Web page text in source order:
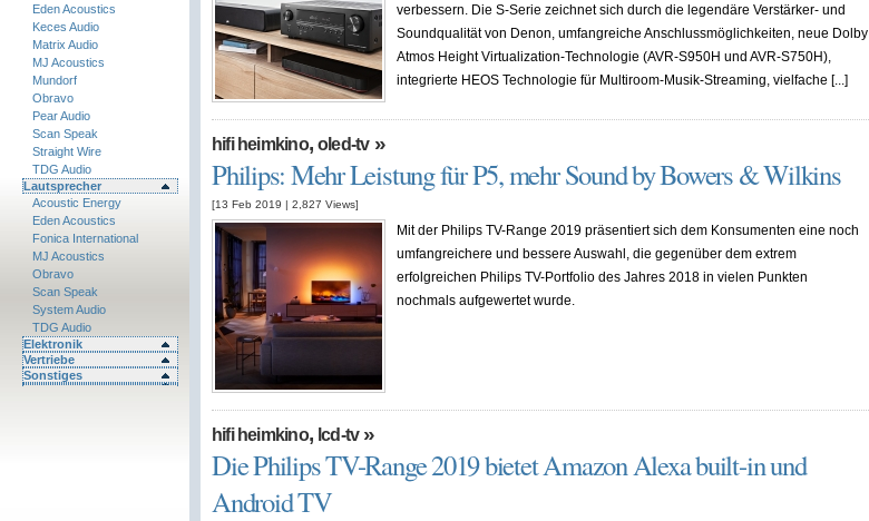
Eden Acoustics
Keces Audio
Matrix Audio
MJ Acoustics
Mundorf
Obravo
Pear Audio
Scan Speak
Straight Wire
TDG Audio
Lautsprecher
Acoustic Energy
Eden Acoustics
Fonica International
MJ Acoustics
Obravo
Scan Speak
System Audio
TDG Audio
Elektronik
Vertriebe
Sonstiges
verbessern. Die S-Serie zeichnet sich durch die legendäre Verstärker- und
Soundqualität von Denon, umfangreiche Anschlussmöglichkeiten, neue Dolby
Atmos Height Virtualization-Technologie (AVR-S950H und AVR-S750H),
integrierte HEOS Technologie für Multiroom-Musik-Streaming, vielfache [...]
hifi heimkino, oled-tv»
Philips: Mehr Leistung für P5, mehr Sound by Bowers & Wilkins
[13 Feb 2019 | 2,827 Views]
Mit der Philips TV-Range 2019 präsentiert sich dem Konsumenten eine noch
umfangreichere und bessere Auswahl, die gegenüber dem extrem
erfolgreichen Philips TV-Portfolio des Jahres 2018 in vielen Punkten
nochmals aufgewertet wurde.
hifi heimkino, lcd-tv»
Die Philips TV-Range 2019 bietet Amazon Alexa built-in und
Android TV